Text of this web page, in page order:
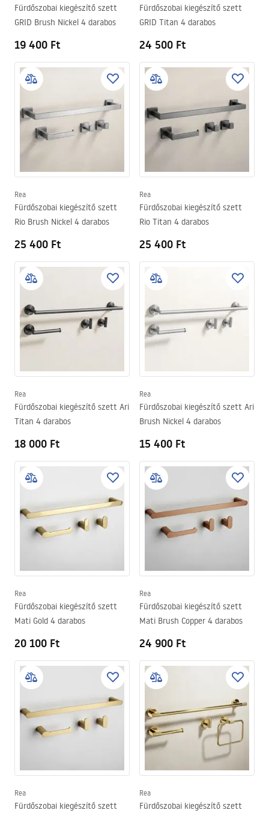
Fürdőszobai kiegészítő szett
GRID Brush Nickel 4 darabos
19 400 Ft
Fürdőszobai kiegészítő szett
GRID Titan 4 darabos
24 500 Ft
Rea
Fürdőszobai kiegészítő szett
Rio Brush Nickel 4 darabos
25 400 Ft
Rea
Fürdőszobai kiegészítő szett
Rio Titan 4 darabos
25 400 Ft
Rea
Fürdőszobai kiegészítő szett Ari
Titan 4 darabos
18 000 Ft
Rea
Fürdőszobai kiegészítő szett Ari
Brush Nickel 4 darabos
15 400 Ft
Rea
Fürdőszobai kiegészítő szett
Mati Gold 4 darabos
20 100 Ft
Rea
Fürdőszobai kiegészítő szett
Mati Brush Copper 4 darabos
24 900 Ft
Rea
Fürdőszobai kiegészítő szett
Rea
Fürdőszobai kiegészítő szett